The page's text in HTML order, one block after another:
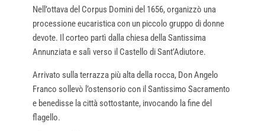
Nell’ottava del Corpus Domini del 1656, organizzò una
processione eucaristica con un piccolo gruppo di donne
devote. Il corteo partì dalla chiesa della Santissima
Annunziata e salì verso il Castello di Sant’Adiutore.
Arrivato sulla terrazza più alta della rocca, Don Angelo
Franco sollevò l’ostensorio con il Santissimo Sacramento
e benedisse la città sottostante, invocando la fine del
flagello.